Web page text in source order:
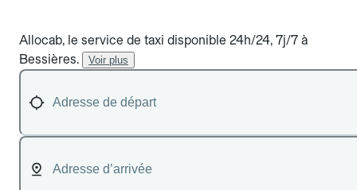
Allocab, le service de taxi disponible 24h/24, 7j/7 à
Bessières.
Voir plus